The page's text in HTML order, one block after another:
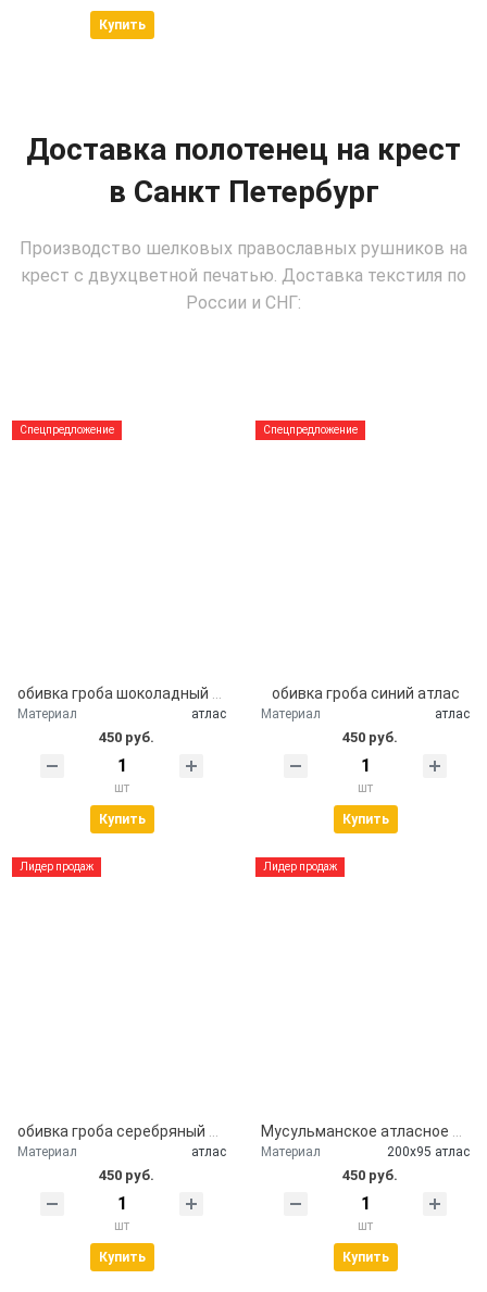
Купить
Доставка полотенец на крест
в Санкт Петербург
Производство шелковых православных рушников на
крест с двухцветной печатью. Доставка текстиля по
России и СНГ:
Спецпредложение
обивка гроба шоколадный атлас
Материал атлас
450 руб.
шт
Купить
Спецпредложение
обивка гроба синий атлас
Материал атлас
450 руб.
шт
Купить
Лидер продаж
Материал атлас
450 руб.
шт
Купить
Лидер продаж
Материал 200х95 атлас
450 руб.
шт
Купить